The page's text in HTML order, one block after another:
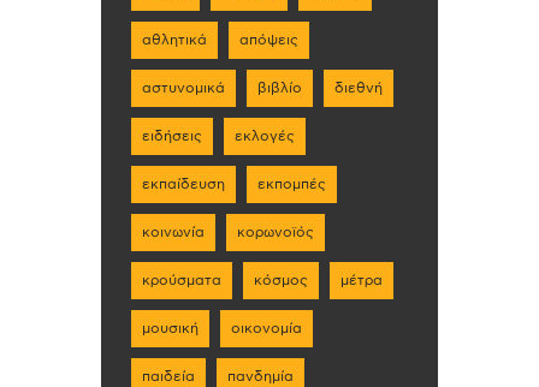
αθλητικά απόψεις
αστυνομικά βιβλίο διεθνή
ειδήσεις εκλογές
εκπαίδευση εκπομπές
κοινωνία κορωνοϊός
κρούσματα κόσμος μέτρα
μουσική οικονομία
παιδεία πανδημία